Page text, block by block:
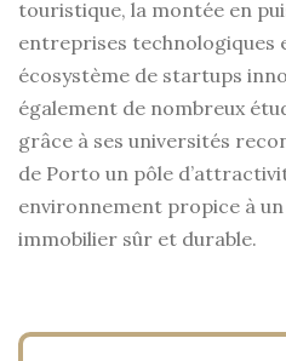
touristique, la montée en
entreprises technologiques
écosystème de startups
également de nombreux
grâce à ses universités
de Porto un pôle
environnement propice à
immobilier sûr et durable.